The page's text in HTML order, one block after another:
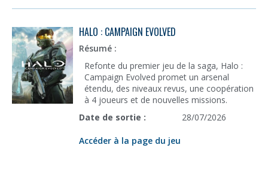
HALO : CAMPAIGN EVOLVED
Résumé :
Refonte du premier jeu de la saga, Halo :
Campaign Evolved promet un arsenal
étendu, des niveaux revus, une coopération
à 4 joueurs et de nouvelles missions.
Date de sortie :
28/07/2026
Accéder à la page du jeu